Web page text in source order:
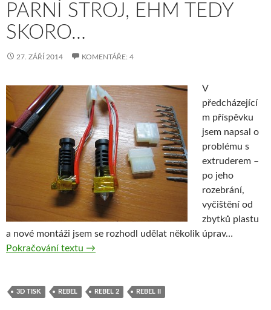
PARNÍ STROJ, EHM TEDY
SKORO…
27. ZÁŘÍ 2014 KOMENTÁŘE: 4
V
předcházející
m příspěvku
jsem napsal o
problému s
extruderem –
po jeho
rozebrání,
vyčištění od
zbytků plastu
a nové montáži jsem se rozhodl udělat několik úprav…
Pokračování textu Rebel II – Opravený extruder – my máme
→
3D TISK REBEL REBEL 2 REBEL II